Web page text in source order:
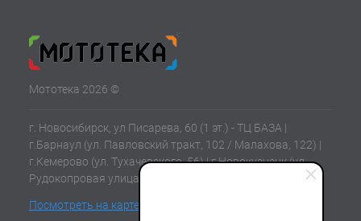
Мототека 2026 ©
г. Новосибирск, ул Писарева, 60 (1 эт.) - ТЦ БАЗА |
г.Барнаул (ул. Павловский тракт, 102 / Малахова, 122) |
г.Кемерово (ул. Тухачевского, 56) | г.Новокузнецк (ул.
Рудокопровая улица, 21) | г.Томск (ул. Клюева, 11В)
Посмотреть на карте